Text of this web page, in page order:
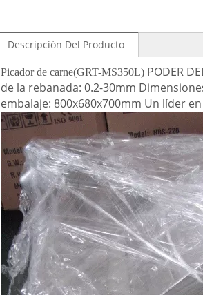
Descripción Del Producto
Picador de carne(GRT-MS350L) PODER
de la rebanada: 0.2-30mm
embalaje: 800x680x700mm Un líder